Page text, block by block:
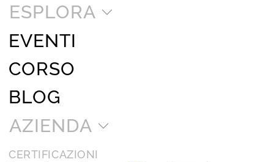
ESPLORA
EVENTI
CORSO
BLOG
AZIENDA
CERTIFICAZIONI